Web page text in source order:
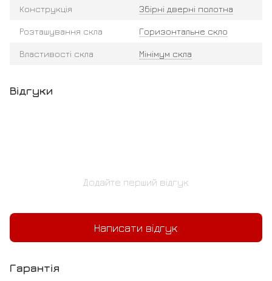
Конструкція Збірні дверні полотна
Розташування скла Горизонтальне скло
Властивості скла Мінімум скла
Відгуки
Додайте перший відгук
Написати відгук
Гарантія